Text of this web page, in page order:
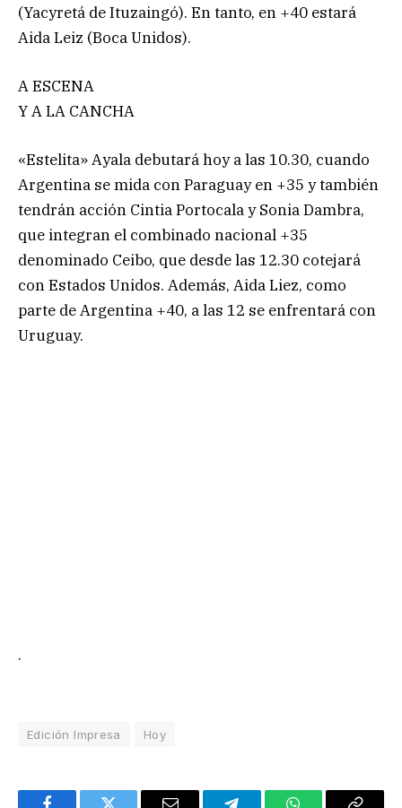
(Yacyretá de Ituzaingó). En tanto, en +40 estará
Aida Leiz (Boca Unidos).
A ESCENA
Y A LA CANCHA
«Estelita» Ayala debutará hoy a las 10.30, cuando
Argentina se mida con Paraguay en +35 y también
tendrán acción Cintia Portocala y Sonia Dambra,
que integran el combinado nacional +35
denominado Ceibo, que desde las 12.30 cotejará
con Estados Unidos. Además, Aida Liez, como
parte de Argentina +40, a las 12 se enfrentará con
Uruguay.
.
Edición Impresa Hoy